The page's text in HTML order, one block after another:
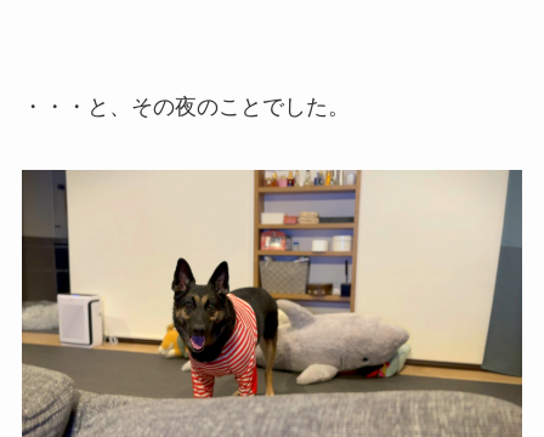
・・・と、その夜のことでした。